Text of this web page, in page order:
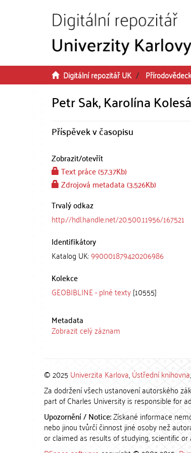
Digitální repozitář UK
Petr Sak, Karolína
Příspěvek v časopisu
Zobrazit/otevřít
Text práce (57.37Kb)
Zdrojová metadata (3.526Kb)
Trvalý odkaz
http://hdl.handle.net/20.500.11956/167521
Identifikátory
Katalog UK:990001879420206986
Kolekce
GEOBIBLINE - plné texty[10555]
Metadata
Zobrazit celý záznam
© 2025 Univerzita Karlova,Ústřední knihovna
Za dodržení všech ustanovení autorského
part of Charles University is responsible for
Upozornění / Notice:Získané informace
nebo jinou tvůrčí činnost jiné osoby než
or claimed as results of studying, scientific